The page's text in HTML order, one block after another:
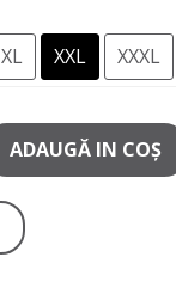
XL XXL XXXL
ADAUGĂ IN COŞ